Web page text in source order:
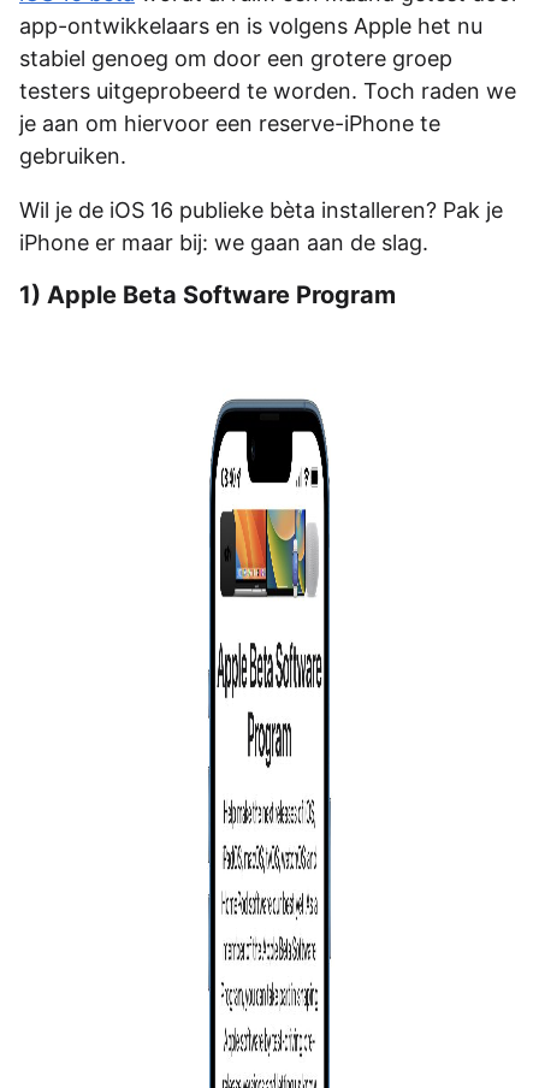
app-ontwikkelaars en is volgens Apple het nu
stabiel genoeg om door een grotere groep
testers uitgeprobeerd te worden. Toch raden we
je aan om hiervoor een reserve-iPhone te
gebruiken.
Wil je de iOS 16 publieke bèta installeren? Pak je
iPhone er maar bij: we gaan aan de slag.
1) Apple Beta Software Program